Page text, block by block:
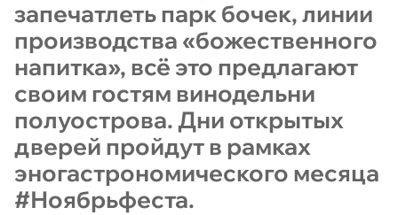
запечатлеть парк бочек, линии
производства «божественного
напитка», всё это предлагают
своим гостям винодельни
полуострова. Дни открытых
дверей пройдут в рамках
эногастрономического месяца
#Ноябрьфеста.